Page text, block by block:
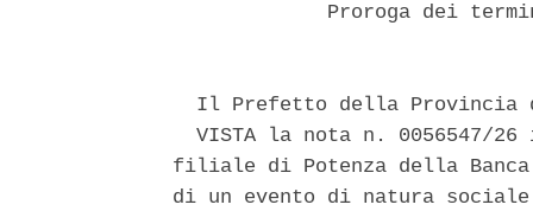
Proroga dei
Il Prefetto della Provincia
VISTA la nota n. 0056547/26
filiale di Potenza della
di un evento di natura